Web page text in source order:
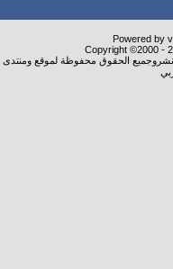
Powered by
Copyright ©2000 -
الحقوق محفوظة لموقع